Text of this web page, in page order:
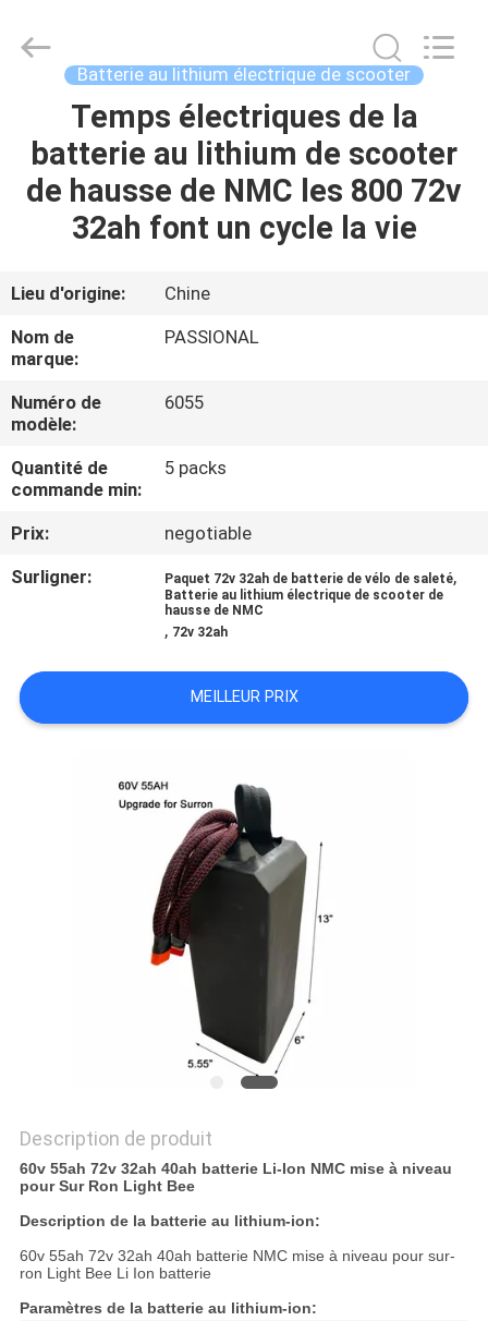
MAISON
PRODUITS
SUJET
DE
NOUS
VISITE
D'USINE
CONTRÔLE
DE
CONTACTEZ-
NOUS
NOUVELLES
Export
Batterie au lithium électrique de scooter
Temps électriques de la
batterie au lithium de scooter
de hausse de NMC les 800 72v
32ah font un cycle la vie
Lieu d'origine:
Chine
Nom de
marque:
PASSIONAL
Numéro de
modèle:
6055
Quantité de
commande min:
5 packs
Prix:
negotiable
Surligner:
Paquet 72v 32ah de batterie de vélo de saleté,
Batterie au lithium électrique de scooter de
hausse de NMC
, 72v 32ah
MEILLEUR PRIX
Description de produit
60v 55ah 72v 32ah 40ah batterie Li-Ion NMC mise à niveau
pour Sur Ron Light Bee
Description de la batterie au lithium-ion:
60v 55ah 72v 32ah 40ah batterie NMC mise à niveau pour sur-
ron Light Bee Li Ion batterie
Paramètres de la batterie au lithium-ion: